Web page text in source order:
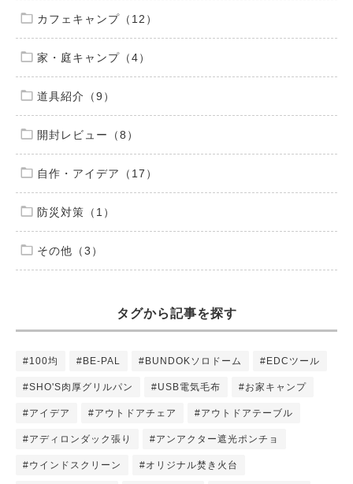
カフェキャンプ（12）
家・庭キャンプ（4）
道具紹介（9）
開封レビュー（8）
自作・アイデア（17）
防災対策（1）
その他（3）
タグから記事を探す
#100均 #BE-PAL #BUNDOKソロドーム #EDCツール
#SHO'S肉厚グリルパン #USB電気毛布 #お家キャンプ
#アイデア #アウトドアチェア #アウトドアテーブル
#アディロンダック張り #アンアクター遮光ポンチョ
#ウインドスクリーン #オリジナル焚き火台